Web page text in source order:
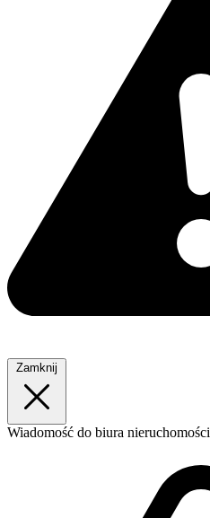
Zamknij
Wiadomość do biura nieruchomości